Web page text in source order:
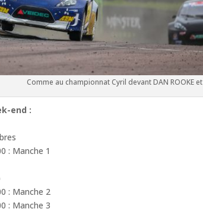
Comme au championnat Cyril devant DAN ROOKE
end :
: Manche 1
: Manche 2
: Manche 3